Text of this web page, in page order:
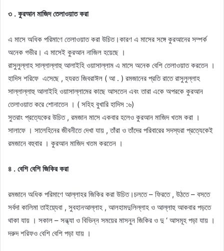
৩ . কুরআন মাজিদ তেলাওয়াত করা
এ মাসে অধিক পরিমাণে তেলাওয়াত করা উচিত।কারণ এ মাসের সঙ্গে কুরআনের সম্পর্ক
অনেক গভীর। এ মাসেই কুরআন নাজিল হয়েছে ।
রাসুলুল্লাহ সাল্লাল্লাহু আলাইহি ওয়াসাল্লাম এ মাসে অনেক বেশি তেলাওয়াত করতেন ।
হাদিস শরিফে এসেছে , হযরত জিবরাঈল ( আ . ) রমজানের প্রতি রাতে রাসুলুল্লাহ
সাল্লাল্লাহু আলাইহি ওয়াসাল্লামের কাছে আসতেন এবং তারা একে অপরকে কুরআন
তেলাওয়াত করে শােনাতেন । ( সহিহ বুখারি হাদিস :৬)
সুতরাং প্রত্যেকের উচিত , রমজান মাসে একবার হলেও কুরআন মাজিদ খতম করা ।
সালাফে । সালেহিনের জীবনীতে দেখা যায় , তাঁরা ও তাঁদের পরিবারের সদস্যরা প্রত্যেকেই
রমজানে বহুবার । কুরআন মাজিদ খতম করতেন ।
৪ . বেশি বেশি জিকির করা
রমজানে অধিক পরিমাণে আল্লাহর জিকির করা উচিত।চলতে – ফিরতে , উঠতে – বসতে
সর্বদা কালিমা তাইয়্যেবা , সুবহানআল্লাহ , আলহামদুলিল্লাহ ও আল্লাহু আকবার পড়তে
থাকা যায় । সকাল – সন্ধ্যা ও বিভিন্ন সময়ের মাসনুন জিকির ও দু ‘ আসমূহ পড়া যায় ।
দরুদ শরিফও বেশি বেশি পড়া যায় ।